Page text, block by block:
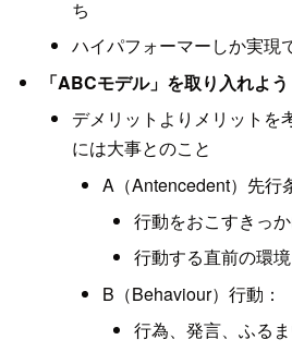
ち
ハイパフォーマーしか実現
「ABCモデル」を取り入れよう
デメリットよりメリットを
には大事とのこと
A（Antencedent）先行
行動をおこすきっ
行動する直前の環境
B（Behaviour）行動：
行為、発言、ふる